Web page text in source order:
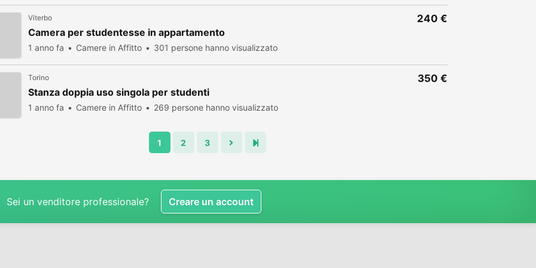
Viterbo
Camera per studentesse in appartamento
1 anno fa Camere in Affitto 301 persone hanno visualizzato
240 €
Torino
Stanza doppia uso singola per studenti
1 anno fa Camere in Affitto 269 persone hanno visualizzato
350 €
1 2 3
Sei un venditore professionale? Creare un account